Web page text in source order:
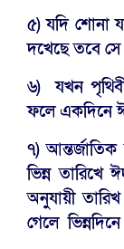
৫) যদি শোনা
দখেছে তবে সে
৬) যখন
ফলে একদিনে
৭)
ভিন্ন
অনুযায়ী
গেলে